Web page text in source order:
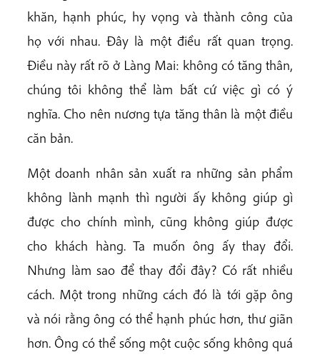
khăn, hạnh phúc, hy vọng và thành công của
họ với nhau. Đây là một điều rất quan trọng.
Điều này rất rõ ở Làng Mai: không có tăng thân,
chúng tôi không thể làm bất cứ việc gì có ý
nghĩa. Cho nên nương tựa tăng thân là một điều
căn bản.
Một doanh nhân sản xuất ra những sản phẩm
không lành mạnh thì người ấy không giúp gì
được cho chính mình, cũng không giúp được
cho khách hàng. Ta muốn ông ấy thay đổi.
Nhưng làm sao để thay đổi đây? Có rất nhiều
cách. Một trong những cách đó là tới gặp ông
và nói rằng ông có thể hạnh phúc hơn, thư giãn
hơn. Ông có thể sống một cuộc sống không quá